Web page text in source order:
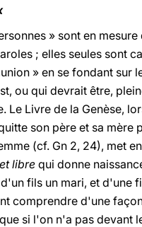
» sont en mesure
; elles seules sont
» en se fondant sur
ou qui devrait être,
Le Livre de la Genèse,
son père et sa mère
(cf. Gn 2, 24), met
libre qui donne
fils un mari, et d'une
comprendre d'une
si l'on n'a pas devant